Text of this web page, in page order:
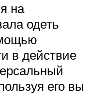
на
одеть
в действие
его вы